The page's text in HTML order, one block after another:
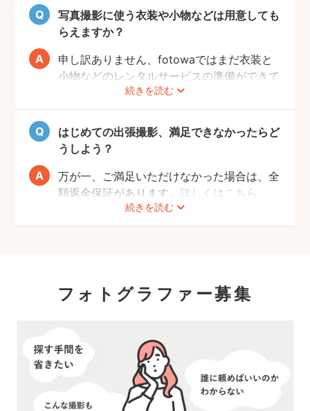
気です。どうぞお好きな衣装で撮影を楽しん
でくださいね。
写真撮影に使う衣装や小物などは用意しても
らえますか？
続きを読む
申し訳ありません、fotowaではまだ衣装と
小物などのレンタルサービスの準備ができて
おりませんので、お客様ご自身にご用意をお
願いしております。
はじめての出張撮影、満足できなかったらど
うしよう？
続きを読む
万が一、ご満足いただけなかった場合は、全
額返金保証があります。詳しくはこちら
フォトグラファー募集